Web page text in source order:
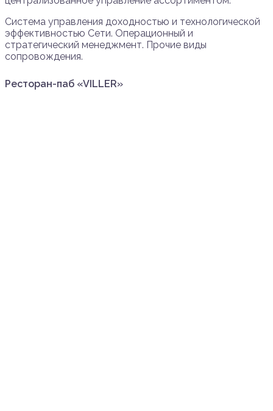
Система управления доходностью и технологической
эффективностью Сети. Операционный и
стратегический менеджмент. Прочие виды
сопровождения.
Ресторан-паб «VILLER»